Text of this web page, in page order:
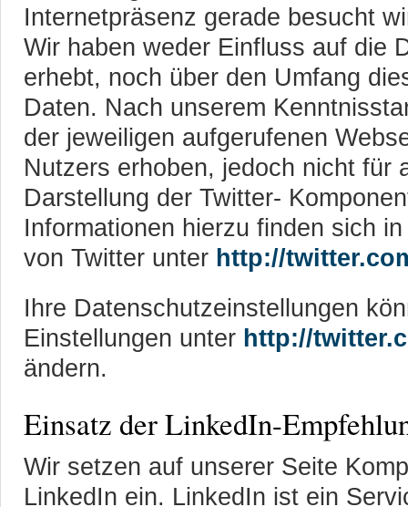
Internetpräsenz gerade besucht
Wir haben weder Einfluss auf die
erhebt, noch über den Umfang
Daten. Nach unserem
der jeweiligen aufgerufenen
Nutzers erhoben, jedoch nicht für
Darstellung der Twitter-
Informationen hierzu finden sich
von Twitter unter http://
Ihre Datenschutzeinstellungen
Einstellungen unter http://
ändern.
Einsatz der LinkedIn-
Wir setzen auf unserer Seite
LinkedIn ein. LinkedIn ist ein